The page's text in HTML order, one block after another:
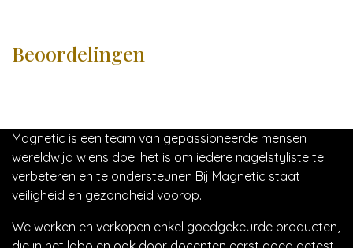
Beoordelingen
Magnetic is een team van gepassioneerde mensen
wereldwijd wiens doel het is om iedere nagelstyliste te
verbeteren en te ondersteunen Bij Magnetic staat
veiligheid en gezondheid voorop.
We werken en verkopen enkel goedgekeurde producten,